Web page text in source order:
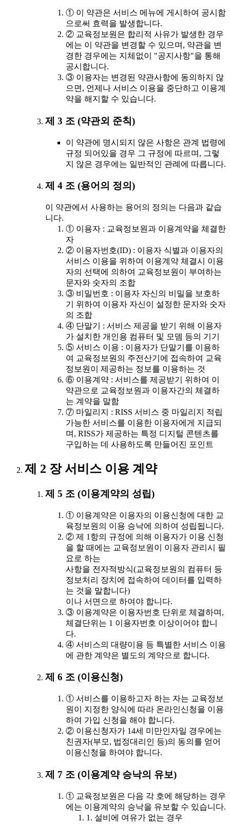
① 이 약관은 서비스 메뉴에 게시하여 공시함
으로써 효력을 발생합니다.
② 교육정보원은 합리적 사유가 발생한 경우
에는 이 약관을 변경할 수 있으며, 약관을 변
경한 경우에는 지체없이 "공지사항"을 통해
공시합니다.
③ 이용자는 변경된 약관사항에 동의하지 않
으면, 언제나 서비스 이용을 중단하고 이용계
약을 해지할 수 있습니다.
제 3 조 (약관외 준칙)
이 약관에 명시되지 않은 사항은 관계 법령에
규정 되어있을 경우 그 규정에 따르며, 그렇
지 않은 경우에는 일반적인 관례에 따릅니다.
제 4 조 (용어의 정의)
이 약관에서 사용하는 용어의 정의는 다음과 같습
니다.
① 이용자 : 교육정보원과 이용계약을 체결한
자
② 이용자번호(ID) : 이용자 식별과 이용자의
서비스 이용을 위하여 이용계약 체결시 이용
자의 선택에 의하여 교육정보원이 부여하는
문자와 숫자의 조합
③ 비밀번호 : 이용자 자신의 비밀을 보호하
기 위하여 이용자 자신이 설정한 문자와 숫자
의 조합
④ 단말기 : 서비스 제공을 받기 위해 이용자
가 설치한 개인용 컴퓨터 및 모뎀 등의 기기
⑤ 서비스 이용 : 이용자가 단말기를 이용하
여 교육정보원의 주전산기에 접속하여 교육
정보원이 제공하는 정보를 이용하는 것
⑥ 이용계약 : 서비스를 제공받기 위하여 이
약관으로 교육정보원과 이용자간의 체결하
는 계약을 말함
⑦ 마일리지 : RISS 서비스 중 마일리지 적립
가능한 서비스를 이용한 이용자에게 지급되
며, RISS가 제공하는 특정 디지털 콘텐츠를
구입하는 데 사용하도록 만들어진 포인트
제 2 장 서비스 이용 계약
제 5 조 (이용계약의 성립)
① 이용계약은 이용자의 이용신청에 대한 교
육정보원의 이용 승낙에 의하여 성립됩니다.
② 제 1항의 규정에 의해 이용자가 이용 신청
을 할 때에는 교육정보원이 이용자 관리시 필
요로 하는
사항을 전자적방식(교육정보원의 컴퓨터 등
정보처리 장치에 접속하여 데이터를 입력하
는 것을 말합니다)
이나 서면으로 하여야 합니다.
③ 이용계약은 이용자번호 단위로 체결하며,
체결단위는 1 이용자번호 이상이어야 합니
다.
④ 서비스의 대량이용 등 특별한 서비스 이용
에 관한 계약은 별도의 계약으로 합니다.
제 6 조 (이용신청)
① 서비스를 이용하고자 하는 자는 교육정보
원이 지정한 양식에 따라 온라인신청을 이용
하여 가입 신청을 해야 합니다.
② 이용신청자가 14세 미만인자일 경우에는
친권자(부모, 법정대리인 등)의 동의를 얻어
이용신청을 하여야 합니다.
제 7 조 (이용계약 승낙의 유보)
① 교육정보원은 다음 각 호에 해당하는 경우
에는 이용계약의 승낙을 유보할 수 있습니다.
1. 설비에 여유가 없는 경우